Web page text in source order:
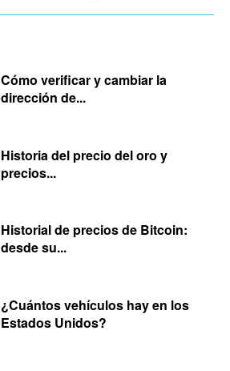
Cómo verificar y cambiar la
dirección de...
Historia del precio del oro y
precios...
Historial de precios de Bitcoin:
desde su...
¿Cuántos vehículos hay en los
Estados Unidos?